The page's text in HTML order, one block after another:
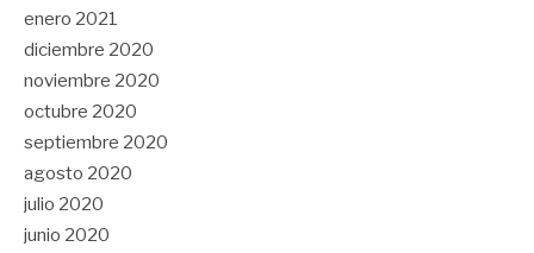
enero 2021
diciembre 2020
noviembre 2020
octubre 2020
septiembre 2020
agosto 2020
julio 2020
junio 2020